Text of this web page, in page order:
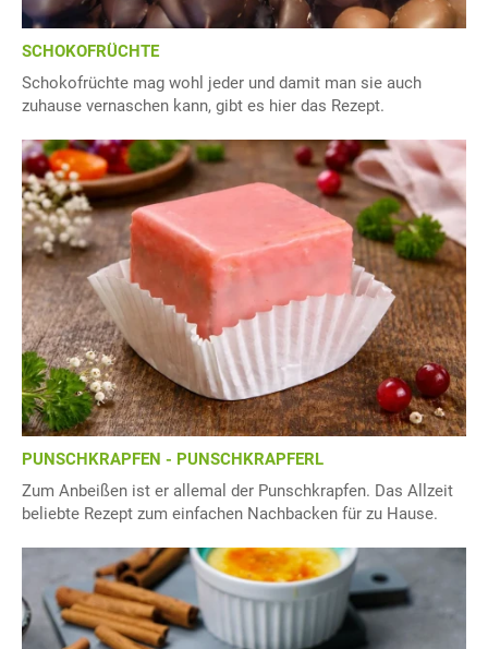
SCHOKOFRÜCHTE
Schokofrüchte mag wohl jeder und damit man sie auch
zuhause vernaschen kann, gibt es hier das Rezept.
PUNSCHKRAPFEN - PUNSCHKRAPFERL
Zum Anbeißen ist er allemal der Punschkrapfen. Das Allzeit
beliebte Rezept zum einfachen Nachbacken für zu Hause.